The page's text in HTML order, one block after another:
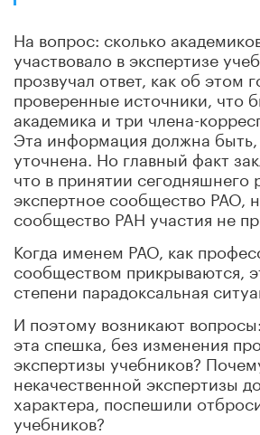
На вопрос: сколько
участвовало в экспертизе
прозвучал ответ, как об этом
проверенные источники, что
академика и три члена-
Эта информация должна быть,
уточнена. Но главный факт
что в принятии сегодняшнего
экспертное сообщество РАО,
сообщество РАН участия не
Когда именем РАО, как
сообществом прикрываются,
степени парадоксальная
И поэтому возникают
эта спешка, без изменения
экспертизы учебников?
некачественной экспертизы
характера, поспешили
учебников?